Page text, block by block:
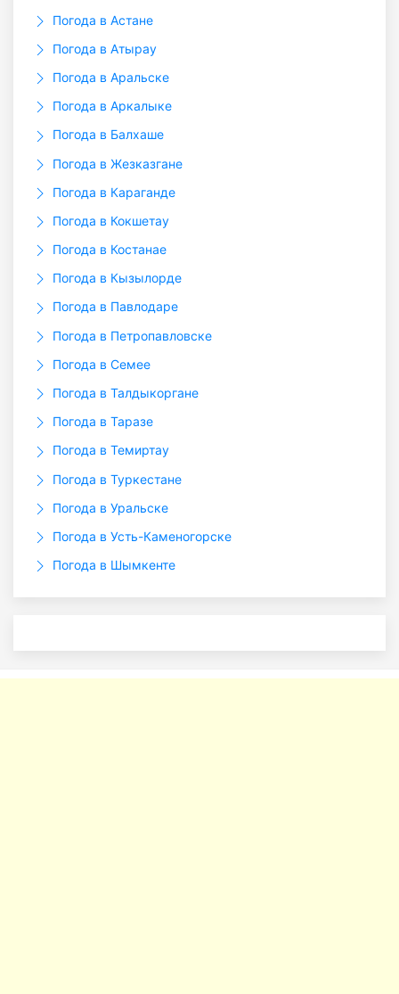
Погода в Астане
Погода в Атырау
Погода в Аральске
Погода в Аркалыкe
Погода в Балхаше
Погода в Жезказгане
Погода в Караганде
Погода в Кокшетау
Погода в Костанае
Погода в Кызылорде
Погода в Павлодаре
Погода в Петропавловске
Погода в Семее
Погода в Талдыкоргане
Погода в Таразе
Погода в Темиртау
Погода в Туркестане
Погода в Уральске
Погода в Усть-Каменогорске
Погода в Шымкенте